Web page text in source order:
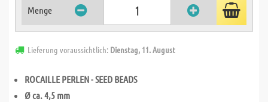
Menge
Lieferung voraussichtlich: Dienstag, 11. August
ROCAILLE PERLEN - SEED BEADS
Ø ca. 4,5 mm